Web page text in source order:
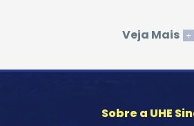
Veja Mais +
Sobre a UHE